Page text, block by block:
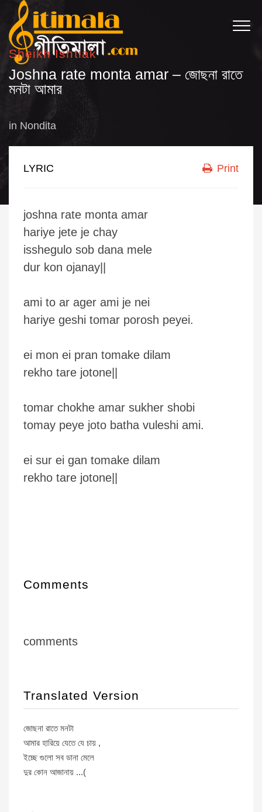
Sheikh Ishtiak
Joshna rate monta amar – জোছনা রাতে
মনটা আমার
in Nondita
LYRIC Print
joshna rate monta amar
hariye jete je chay
isshegulo sob dana mele
dur kon ojanay||
ami to ar ager ami je nei
hariye geshi tomar porosh peyei.
ei mon ei pran tomake dilam
rekho tare jotone||
tomar chokhe amar sukher shobi
tomay peye joto batha vuleshi ami.
ei sur ei gan tomake dilam
rekho tare jotone||
Comments
comments
Translated Version
জোছনা রাতে মনটা
আমার হারিয়ে যেতে যে চায় ,
ইচ্ছে গুলো সব ডানা মেলে
দুর কোন আজানায় ...(